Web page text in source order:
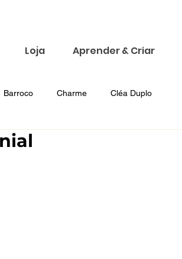
Loja Aprender & Criar
Barroco Charme Cléa Duplo